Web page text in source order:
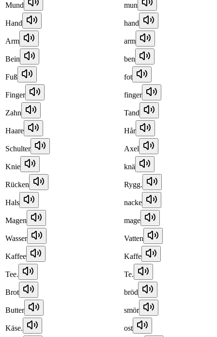
Mund mun
Hand hand
Arm arm
Bein ben
Fuß fot
Finger finger
Zahn Tand
Haare Hår
Schulter Axel
Knie knä
Rücken Rygg.
Hals nacke
Magen mage
Wasser Vatten
Kaffee Kaffe
Tee. Te.
Brot bröd
Butter smör
Käse. ost